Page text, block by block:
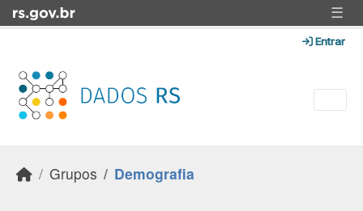
Skip to main content ☰
Entrar
Grupos Demografia